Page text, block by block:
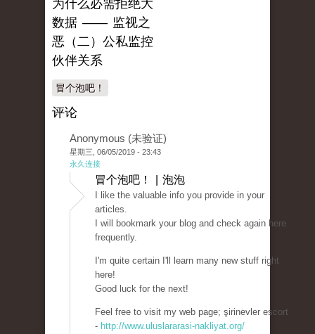
为什么必需拒绝大
数据 —— 监视之
恶（二）公私监控
伙伴关系
冒个泡吧！
评论
Anonymous (未验证)
星期三, 06/05/2019 - 23:43
永久连接
冒个泡吧！ | 泡泡
I like the valuable info you provide in your
articles.
I will bookmark your blog and check again here
frequently.
I'm quite certain I'll learn many new stuff right
here!
Good luck for the next!
Feel free to visit my web page; şirinevler escort
- http://www.uluslararasi-nakliyat.org/